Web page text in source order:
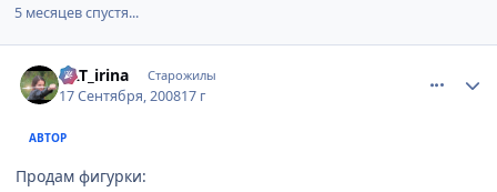
5 месяцев спустя...
KAT_irina Старожилы
17 Сентября, 200817 г
АВТОР
Продам фигурки: